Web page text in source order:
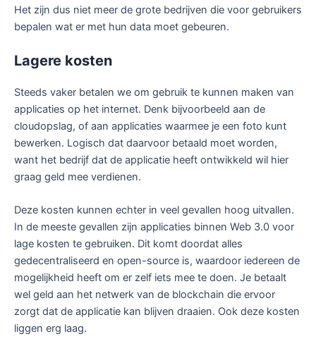
Het zijn dus niet meer de grote bedrijven die voor gebruikers
bepalen wat er met hun data moet gebeuren.
Lagere kosten
Steeds vaker betalen we om gebruik te kunnen maken van
applicaties op het internet. Denk bijvoorbeeld aan de
cloudopslag, of aan applicaties waarmee je een foto kunt
bewerken. Logisch dat daarvoor betaald moet worden,
want het bedrijf dat de applicatie heeft ontwikkeld wil hier
graag geld mee verdienen.
Deze kosten kunnen echter in veel gevallen hoog uitvallen.
In de meeste gevallen zijn applicaties binnen Web 3.0 voor
lage kosten te gebruiken. Dit komt doordat alles
gedecentraliseerd en open-source is, waardoor iedereen de
mogelijkheid heeft om er zelf iets mee te doen. Je betaalt
wel geld aan het netwerk van de blockchain die ervoor
zorgt dat de applicatie kan blijven draaien. Ook deze kosten
liggen erg laag.